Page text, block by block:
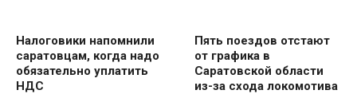
Налоговики напомнили
саратовцам, когда надо
обязательно уплатить
НДС
Пять поездов отстают
от графика в
Саратовской области
из-за схода локомотива